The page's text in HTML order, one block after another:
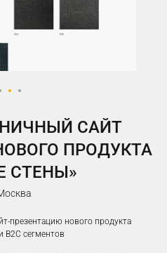
САЙТ
ПРОДУКТА
СТЕНЫ»
презентацию нового продукта
B2C сегментов